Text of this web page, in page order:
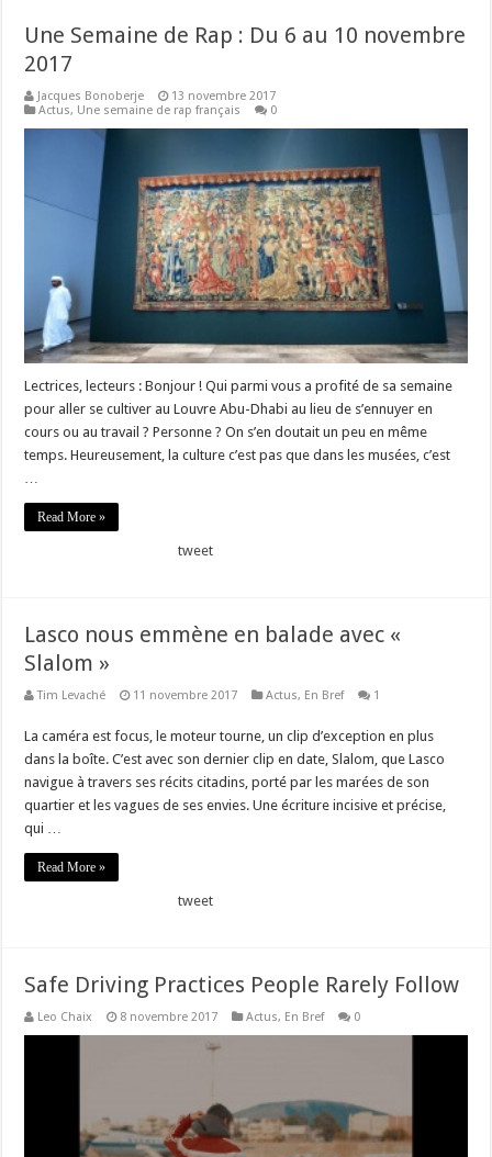
Une Semaine de Rap : Du 6 au 10 novembre
2017
Jacques Bonoberje
13 novembre 2017
Actus, Une semaine de rap français 0
Lectrices, lecteurs : Bonjour ! Qui parmi vous a profité de sa semaine
pour aller se cultiver au Louvre Abu-Dhabi au lieu de s’ennuyer en
cours ou au travail ? Personne ? On s’en doutait un peu en même
temps. Heureusement, la culture c’est pas que dans les musées, c’est
…
Read More »
tweet
Lasco nous emmène en balade avec «
Slalom »
Tim Levaché 11 novembre 2017 Actus, En Bref 1
La caméra est focus, le moteur tourne, un clip d’exception en plus
dans la boîte. C’est avec son dernier clip en date, Slalom, que Lasco
navigue à travers ses récits citadins, porté par les marées de son
quartier et les vagues de ses envies. Une écriture incisive et précise,
qui …
Read More »
tweet
Safe Driving Practices People Rarely Follow
Leo Chaix 8 novembre 2017 Actus, En Bref 0